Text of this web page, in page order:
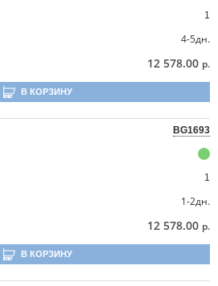
1
4-5дн.
12 578.00 р.
В КОРЗИНУ
BG1693
1
1-2дн.
12 578.00 р.
В КОРЗИНУ